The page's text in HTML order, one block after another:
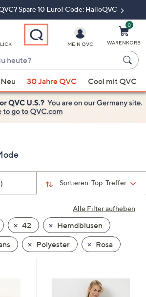
Spare 10 Euro! Code: HalloQVC
MEIN QVC
0
WARENKORB
Neu 30 Jahre QVC Cool mit QVC
Sortieren:Top-Treffer
Alle Filter aufheben
42
Hemdblusen
Polyester Rosa